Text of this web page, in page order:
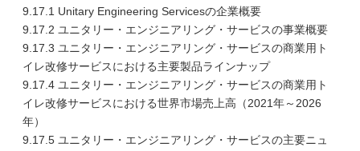
9.17.1 Unitary Engineering Servicesの企業概要
9.17.2 ユニタリー・エンジニアリング・サービスの事業概要
9.17.3 ユニタリー・エンジニアリング・サービスの商業用ト
イレ改修サービスにおける主要製品ラインナップ
9.17.4 ユニタリー・エンジニアリング・サービスの商業用ト
イレ改修サービスにおける世界市場売上高（2021年～2026
年）
9.17.5 ユニタリー・エンジニアリング・サービスの主要ニュ